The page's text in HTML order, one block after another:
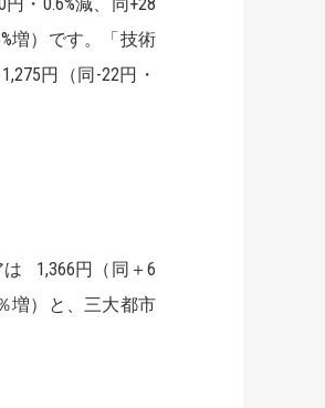
増）です。「技術
円（同-22円・
は 1,366円（同＋6
増）と、三大都市